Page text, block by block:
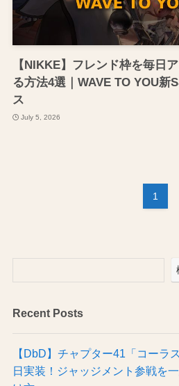
【NIKKE】フレンド枠を毎日
る方法4選｜WAVE TO YOU新
ス
July 5, 2026
1
Recent Posts
【DbD】チャプター41「コーラ
日実装！ジャッジメント参戦を